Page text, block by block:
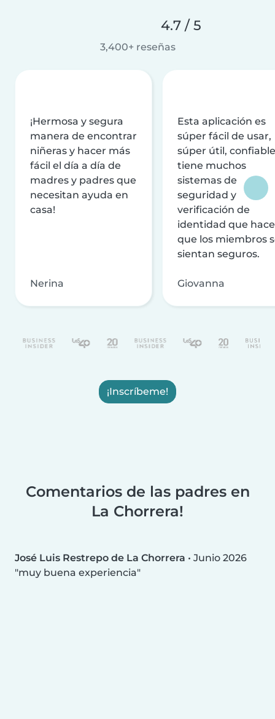
4.7 / 5
3,400+ reseñas
¡Hermosa y segura
manera de encontrar
niñeras y hacer más
fácil el día a día de
madres y padres que
necesitan ayuda en
casa!
Nerina
Esta aplicación es
súper fácil de usar,
súper útil,
tiene muchos
sistemas de
seguridad y
verificación de
identidad que
que los miembros
sientan seguros.
Giovanna
¡Inscríbeme!
Comentarios de las padres en
La Chorrera!
José Luis Restrepo de La Chorrera • Junio 2026
muy buena experiencia